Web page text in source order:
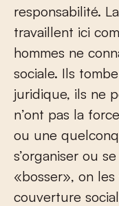
responsabilité.
travaillent ici
hommes ne
sociale. Ils
juridique, ils ne
n’ont pas la
ou une
s’organiser ou
«bosser», on
couverture